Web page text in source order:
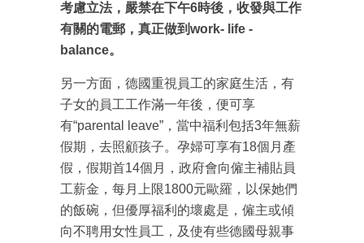
考慮立法，嚴禁在下午6時後，收發與工作
有關的電郵，真正做到work- life -
balance。
另一方面，德國重視員工的家庭生活，有
子女的員工工作滿一年後，便可享
有“parental leave”，當中福利包括3年無薪
假期，去照顧孩子。孕婦可享有18個月產
假，假期首14個月，政府會向僱主補貼員
工薪金，每月上限1800元歐羅，以保她們
的飯碗，但優厚福利的壞處是，僱主或傾
向不聘用女性員工，及使有些德國母親事
成為 EJ Tech 會員
最新資訊（附創業懶人包）
箱！